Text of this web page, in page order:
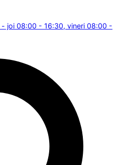
- joi 08:00 - 16:30, vineri 08:00 -